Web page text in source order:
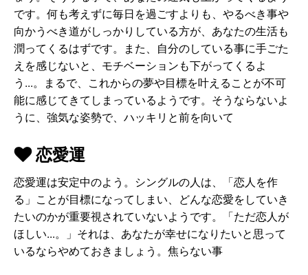
です。何も考えずに毎日を過ごすよりも、やるべき事や
向かうべき道がしっかりしている方が、あなたの生活も
潤ってくるはずです。また、自分のしている事に手ごた
えを感じないと、モチベーションも下がってくるよ
う...。まるで、これからの夢や目標を叶えることが不可
能に感じてきてしまっているようです。そうならないよ
うに、強気な姿勢で、ハッキリと前を向いて
恋愛運
恋愛運は安定中のよう。シングルの人は、「恋人を作
る」ことが目標になってしまい、どんな恋愛をしていき
たいのかが重要視されていないようです。「ただ恋人が
ほしい...。」それは、あなたが幸せになりたいと思って
いるならやめておきましょう。焦らない事